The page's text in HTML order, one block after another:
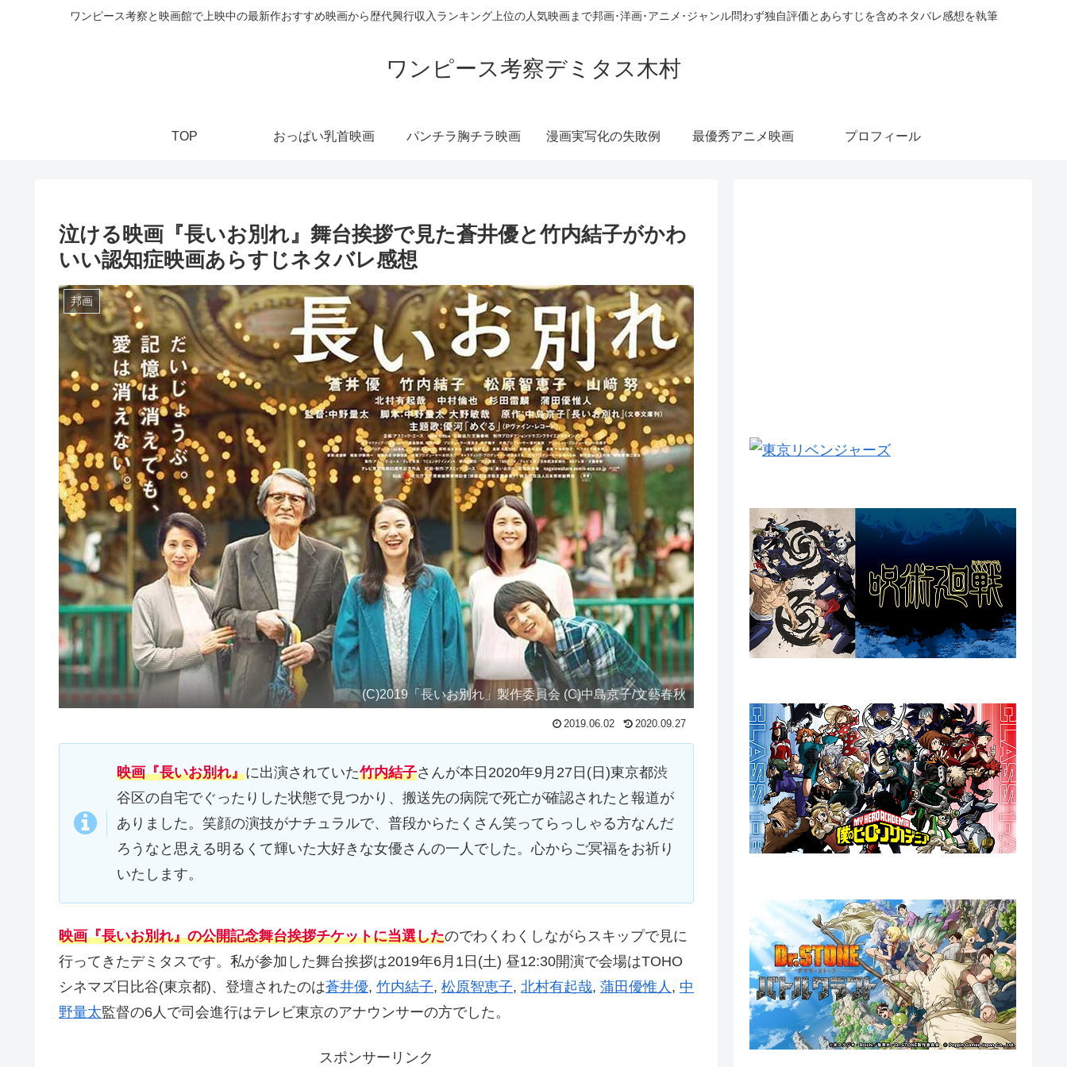
ワンピース考察と映画館で上映中の最新作おすすめ映画から歴代興行収入ランキング上位の人気映画まで邦画･洋画･アニメ･ジャンル問わず独自評価とあらすじを含めネタバレ感想を執筆
ワンピース考察デミタス木村
TOP おっぱい乳首映画 パンチラ胸チラ映画 漫画実写化の失敗例 最優秀アニメ映画 プロフィール
泣ける映画『長いお別れ』舞台挨拶で見た蒼井優と竹内結子がかわ
いい認知症映画あらすじネタバレ感想
邦画
(C)2019「長いお別れ」製作委員会 (C)中島京子/文藝春秋
2019.06.02 2020.09.27
映画『長いお別れ』に出演されていた竹内結子さんが本日2020年9月27日(日)東京都渋
谷区の自宅でぐったりした状態で見つかり、搬送先の病院で死亡が確認されたと報道が
ありました。笑顔の演技がナチュラルで、普段からたくさん笑ってらっしゃる方なんだ
ろうなと思える明るくて輝いた大好きな女優さんの一人でした。心からご冥福をお祈り
いたします。
映画『長いお別れ』の公開記念舞台挨拶チケットに当選したのでわくわくしながらスキップで見に
行ってきたデミタスです。私が参加した舞台挨拶は2019年6月1日(土) 昼12:30開演で会場はTOHO
シネマズ日比谷(東京都)、登壇されたのは蒼井優, 竹内結子, 松原智恵子, 北村有起哉, 蒲田優惟人 , 中
野量太監督の6人で司会進行はテレビ東京のアナウンサーの方でした。
スポンサーリンク